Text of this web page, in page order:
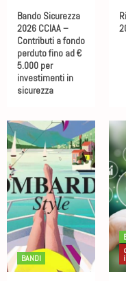
2
3
Assemblea
Bando Sicurezza
2026 CCIAA –
Contributi a fondo
perduto fino ad €
5.000 per
investimenti in
sicurezza
BANDI